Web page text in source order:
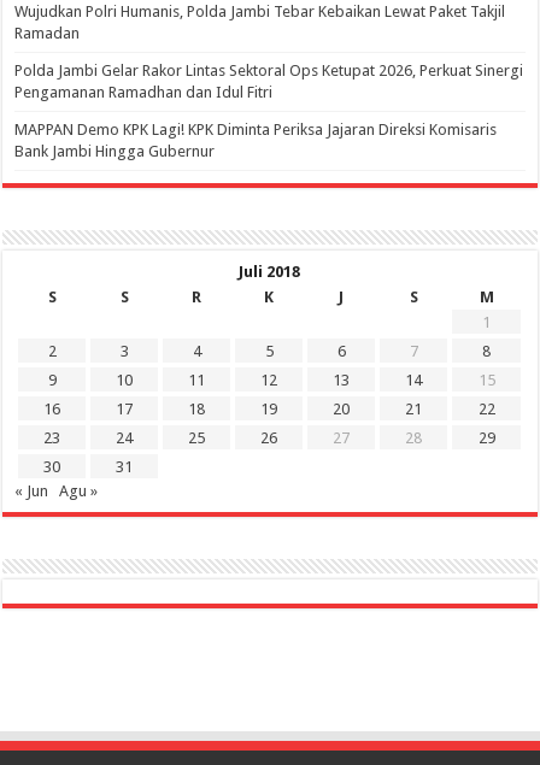
Wujudkan Polri Humanis, Polda Jambi Tebar Kebaikan Lewat Paket Takjil
Ramadan
Polda Jambi Gelar Rakor Lintas Sektoral Ops Ketupat 2026, Perkuat Sinergi
Pengamanan Ramadhan dan Idul Fitri
‎MAPPAN Demo KPK Lagi! KPK Diminta Periksa Jajaran Direksi Komisaris
Bank Jambi Hingga Gubernur ‎
Juli 2018
S
S R K J S
M
1
2
3 4 5 6 7
8
9
10 11 12 13 14
15
16
17 18 19 20 21
22
23
24 25 26 27 28
29
30
31
« Jun
Agu »